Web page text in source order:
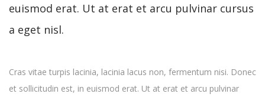
euismod erat. Ut at erat et arcu pulvinar cursus
a eget nisl.
Cras vitae turpis lacinia, lacinia lacus non, fermentum nisi. Donec
et sollicitudin est, in euismod erat. Ut at erat et arcu pulvinar